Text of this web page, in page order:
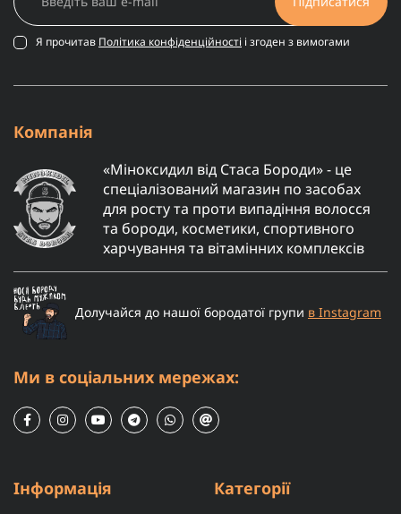
Я прочитав Політика конфіденційності і згоден з вимогами
Компанія
«Міноксидил від Стаса Бороди» - це
спеціалізований магазин по засобах
для росту та проти випадіння волосся
та бороди, косметики, спортивного
харчування та вітамінних комплексів
Долучайся до нашої бородатої групи в Instagram
Ми в соціальних мережах:
Інформація Категорії